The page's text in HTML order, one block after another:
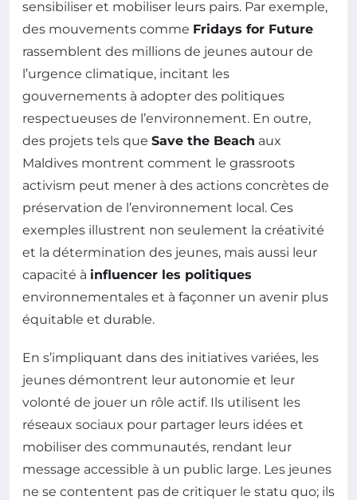
sensibiliser et mobiliser leurs pairs. Par exemple,
des mouvements comme Fridays for Future
rassemblent des millions de jeunes autour de
l’urgence climatique, incitant les
gouvernements à adopter des politiques
respectueuses de l’environnement. En outre,
des projets tels que Save the Beach aux
Maldives montrent comment le grassroots
activism peut mener à des actions concrètes de
préservation de l’environnement local. Ces
exemples illustrent non seulement la créativité
et la détermination des jeunes, mais aussi leur
capacité à influencer les politiques
environnementales et à façonner un avenir plus
équitable et durable.
En s’impliquant dans des initiatives variées, les
jeunes démontrent leur autonomie et leur
volonté de jouer un rôle actif. Ils utilisent les
réseaux sociaux pour partager leurs idées et
mobiliser des communautés, rendant leur
message accessible à un public large. Les jeunes
ne se contentent pas de critiquer le statu quo; ils